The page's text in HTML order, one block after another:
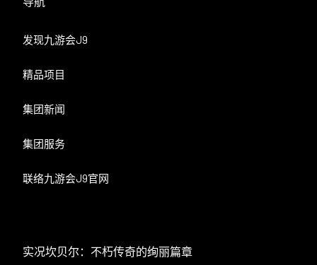
发现九游会J9
精品项目
集团新闻
集团服务
联络九游会J9官网
实况坎贝尔：不朽传奇的绚丽篇章